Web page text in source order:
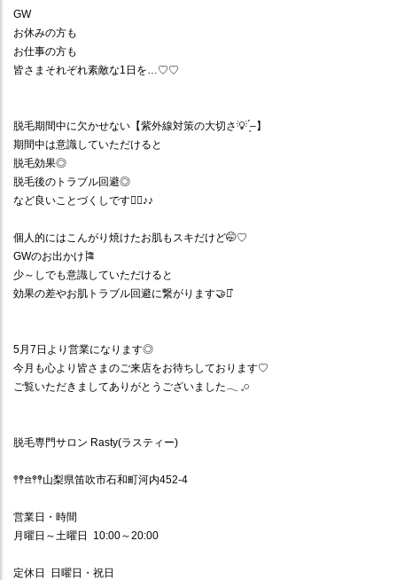
GW
お休みの方も
お仕事の方も
皆さまそれぞれ素敵な1 日を…♡♡
脱毛期間中に欠かせない【紫外線対策の大切さ💡̖́ –】
期間中は意識していただけると
脱毛効果◎
脱毛後のトラブル回避◎
など良いことづくしです🙆‍♀️♪♪
個人的にはこんがり焼けたお肌もスキだけど🤭♡
GWのお出かけ 🎏
少～しでも意識していただけると
効果の差やお肌トラブル回避に繋がります🤝⋆
5月 7 日より営業になります◎
今月も心より皆さまのご来店をお待ちしております♡
ご覧いただきましてありがとうございました𓂃 𓈒𓏸
脱毛専門サロン Rasty(ラスティー)
𖤣𖤥𖠿𖤣𖤥山梨県笛吹市石和町河内452-4
営業日・時間
月曜日～土曜日
10:00～20:00
定休日 日曜日・祝日